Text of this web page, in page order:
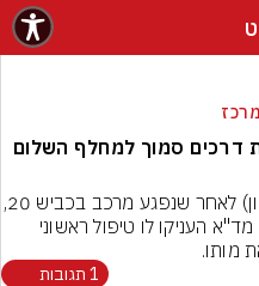
נהרג בתאונת דרכים סמוך למחלף השלום
מותו.
1 תגובות